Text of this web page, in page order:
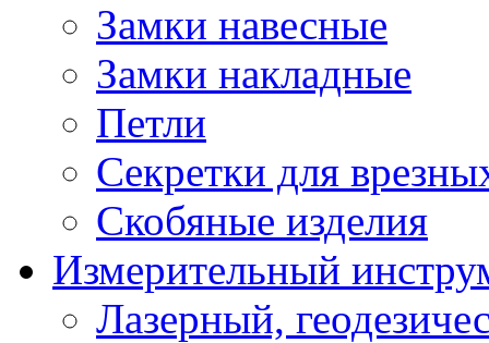
Замки навесные
Замки накладные
Петли
Секретки для
Скобяные изделия
Измерительный
Лазерный,